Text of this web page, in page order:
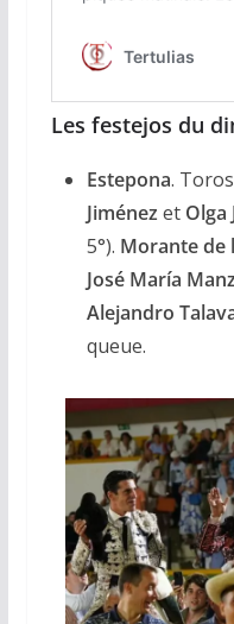
Les festejos du
Estepona.
Jiménez et Olga
5°). Morante de
José María
Alejandro
queue.